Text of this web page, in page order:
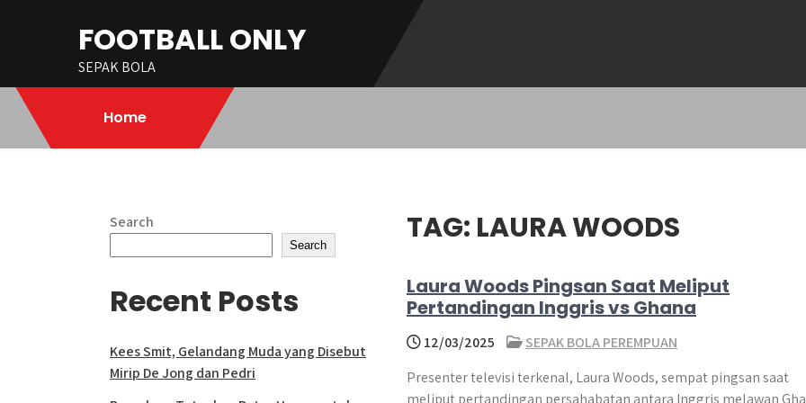
FOOTBALL ONLY
SEPAK BOLA
Home
TAG: LAURA WOODS
Laura Woods Pingsan Saat Meliput
Pertandingan Inggris vs Ghana
12/03/2025
SEPAK BOLA PEREMPUAN
Presenter televisi terkenal, Laura Woods, sempat pingsan saat
meliput pertandingan persahabatan antara Inggris melawan
Search
Search
Recent Posts
Kees Smit, Gelandang Muda yang Disebut
Mirip De Jong dan Pedri